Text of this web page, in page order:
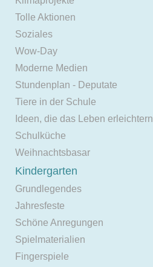
Tolle Aktionen
Soziales
Wow-Day
Moderne Medien
Stundenplan - Deputate
Tiere in der Schule
Ideen, die das Leben erleichtern
Schulküche
Weihnachtsbasar
Kindergarten
Grundlegendes
Jahresfeste
Schöne Anregungen
Spielmaterialien
Fingerspiele